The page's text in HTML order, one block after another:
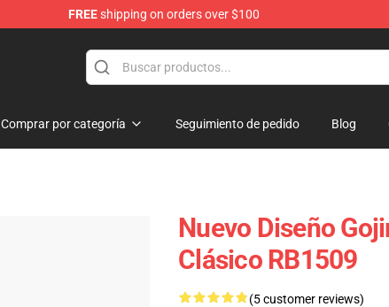
FREEshipping on orders over $100
Comprar por categoría Seguimiento de pedido Blog
Nuevo Diseño
Clásico RB1509
(5 customer reviews)